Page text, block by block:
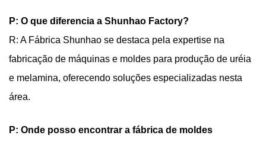
P: O que diferencia a Shunhao Factory?
R: A Fábrica Shunhao se destaca pela expertise na
fabricação de máquinas e moldes para produção de uréia
e melamina, oferecendo soluções especializadas nesta
área.
P: Onde posso encontrar a fábrica de moldes